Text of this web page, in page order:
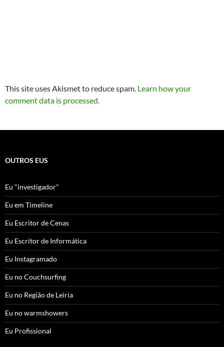
This site uses Akismet to reduce spam. Learn how your
comment data is processed.
OUTROS EUS
Eu "investigador"
Eu em Timeline
Eu Escritor de Cenas
Eu Escritor de Informática
Eu Instagramado
Eu no Couchsurfing
Eu no Região de Leiria
Eu no warmshowers
Eu Profissional